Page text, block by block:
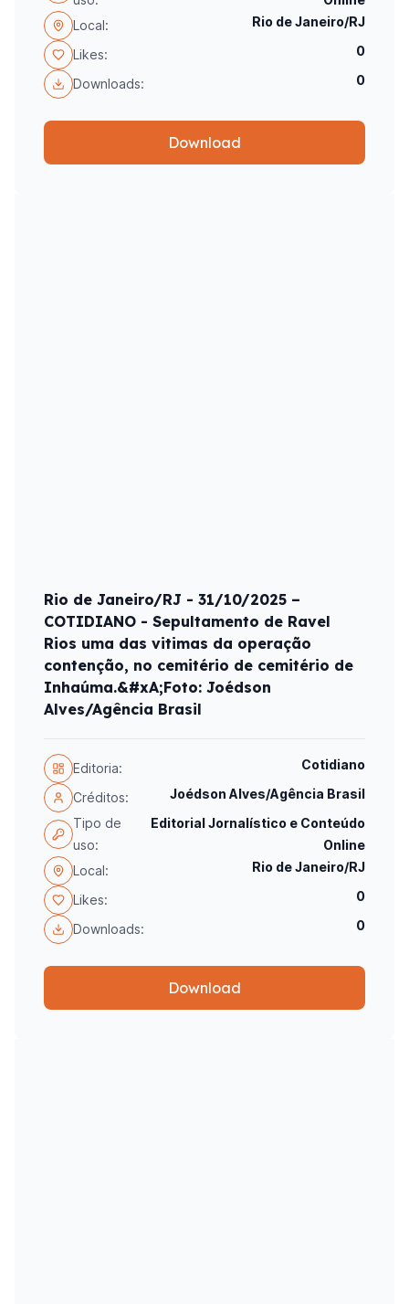
Local:
Rio de Janeiro/RJ
Likes: 0
Downloads: 0
Download
Rio de Janeiro/RJ - 31/10/2025 –
COTIDIANO - Sepultamento de Ravel
Rios uma das vitimas da operação
contenção, no cemitério de cemitério de
Inhaúma.&#xA;Foto: Joédson
Alves/Agência Brasil
Editoria: Cotidiano
Créditos:
Joédson Alves/Agência Brasil
Tipo de
uso:
Editorial Jornalístico e Conteúdo
Online
Local:
Rio de Janeiro/RJ
Likes: 0
Downloads: 0
Download